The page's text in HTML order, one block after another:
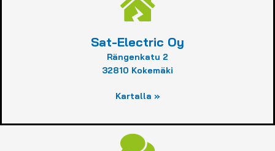
Sat-Electric Oy
Rängenkatu 2
32810 Kokemäki
Kartalla »